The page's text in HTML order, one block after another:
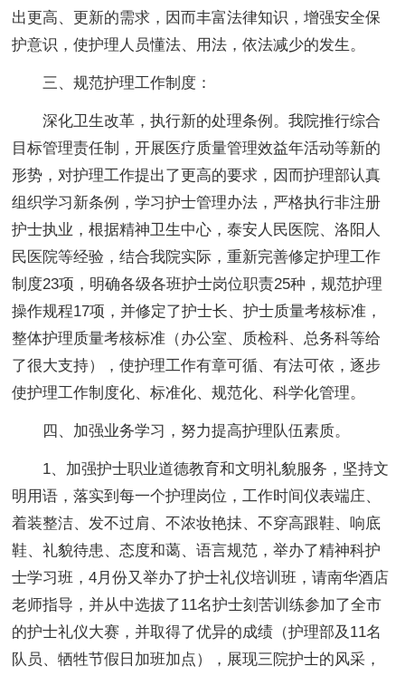
出更高、更新的需求，因而丰富法律知识，增强安全保
护意识，使护理人员懂法、用法，依法减少的发生。
三、规范护理工作制度：
深化卫生改革，执行新的处理条例。我院推行综合
目标管理责任制，开展医疗质量管理效益年活动等新的
形势，对护理工作提出了更高的要求，因而护理部认真
组织学习新条例，学习护士管理办法，严格执行非注册
护士执业，根据精神卫生中心，泰安人民医院、洛阳人
民医院等经验，结合我院实际，重新完善修定护理工作
制度23项，明确各级各班护士岗位职责25种，规范护理
操作规程17项，并修定了护士长、护士质量考核标准，
整体护理质量考核标准（办公室、质检科、总务科等给
了很大支持），使护理工作有章可循、有法可依，逐步
使护理工作制度化、标准化、规范化、科学化管理。
四、加强业务学习，努力提高护理队伍素质。
1、加强护士职业道德教育和文明礼貌服务，坚持文
明用语，落实到每一个护理岗位，工作时间仪表端庄、
着装整洁、发不过肩、不浓妆艳抺、不穿高跟鞋、响底
鞋、礼貌待患、态度和蔼、语言规范，举办了精神科护
士学习班，4月份又举办了护士礼仪培训班，请南华酒店
老师指导，并从中选拔了11名护士刻苦训练参加了全市
的护士礼仪大赛，并取得了优异的成绩（护理部及11名
队员、牺牲节假日加班加点），展现三院护士的风采，